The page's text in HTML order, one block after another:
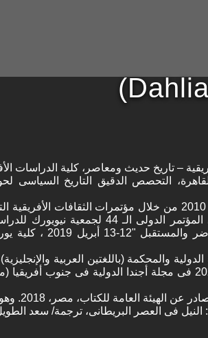
– تاريخ حديث ومعاصر، كلية الدراسات
التحصص الدقيق التاريخ السياسى
- شاركت فى العديد من المؤتمرات الدولية منذ 2010 من خلال مؤتمرات
عاما. دراسات سوداء - سانكوفا
والمحكمة (باللغتين العربية
المصرية فى التاريخ الحديث، الذى نشر عام 2020 فى مجلة أجندا
للكتاب، مصر، 2018. وهو كتاب عن أطروحة الماجستير.
فى العصر البريطانى، ترجمة/ سعد الطويل،